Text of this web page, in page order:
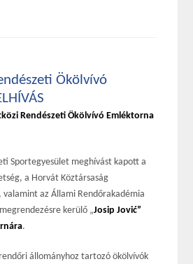
Ökölvívó
Rendészeti Ökölvívó Emléktorna
Sportegyesület meghívást kapott a
a Horvát Köztársaság
az Állami Rendőrakadémia
kerülő „Josip Jović”
.
állományhoz tartozó ökölvívók